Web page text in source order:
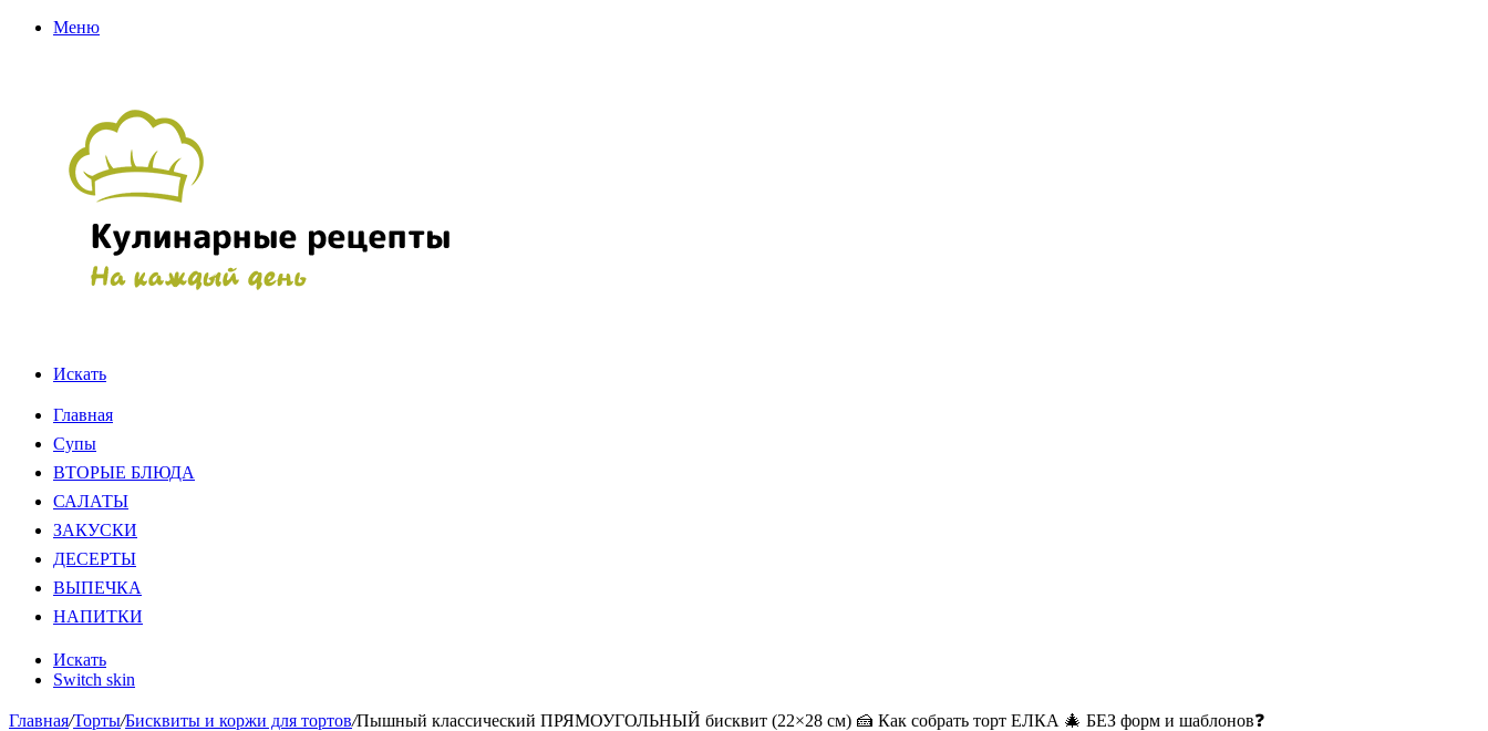
Меню
Искать
Главная
Супы
ВТОРЫЕ БЛЮДА
САЛАТЫ
ЗАКУСКИ
ДЕСЕРТЫ
ВЫПЕЧКА
НАПИТКИ
Искать
Switch skin
Главная/Торты/Бисквиты и коржи для тортов/Пышный классический ПРЯМОУГОЛЬНЫЙ бисквит (22×28 см) 🍰 Как собрать торт ЕЛКА 🎄 БЕЗ форм и шаблонов❓